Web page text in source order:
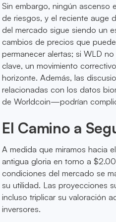
Sin embargo, ningún ascenso
de riesgos, y el reciente auge
del mercado sigue siendo un
cambios de precios que
permanecer alertas; si WLD
clave, un movimiento
horizonte. Además, las
relacionadas con los datos
de Worldcoin—podrían
El Camino a
A medida que miramos hacia
antigua gloria en torno a
condiciones del mercado se
su utilidad. Las proyecciones
incluso triplicar su valoración
inversores.